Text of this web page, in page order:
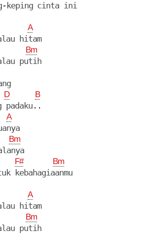
keping cinta ini
A
hitam
Bm
putih
D B
padaku..
A
Bm
F# Bm
kebahagiaanmu
A
hitam
Bm
putih